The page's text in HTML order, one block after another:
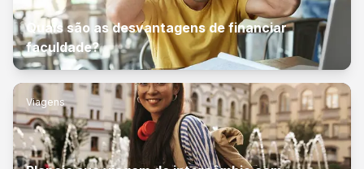
Quais são as desvantagens de financiar
faculdade?
Viagens